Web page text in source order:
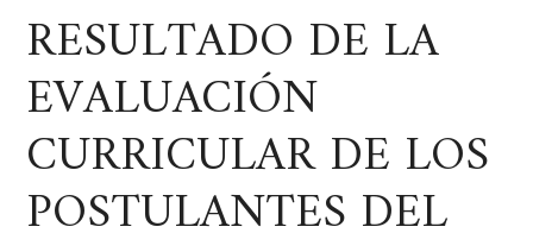
RESULTADO DE LA
EVALUACIÓN
CURRICULAR DE LOS
POSTULANTES DEL